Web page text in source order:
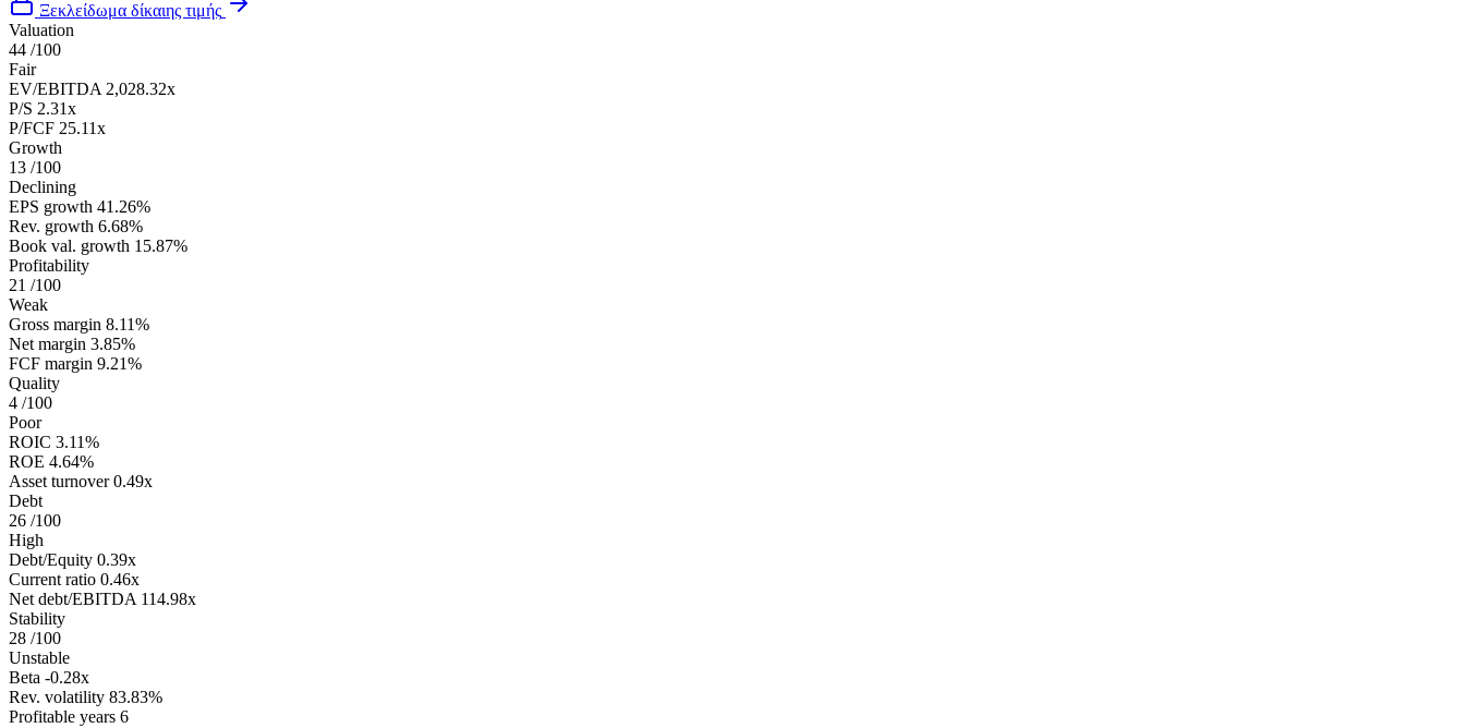
Ξεκλείδωμα δίκαιης τιμής
Valuation
44 /100
Fair
EV/EBITDA 2,028.32x
P/S 2.31x
P/FCF 25.11x
Growth
13 /100
Declining
EPS growth 41.26%
Rev. growth 6.68%
Book val. growth 15.87%
Profitability
21 /100
Weak
Gross margin 8.11%
Net margin 3.85%
FCF margin 9.21%
Quality
4 /100
Poor
ROIC 3.11%
ROE 4.64%
Asset turnover 0.49x
Debt
26 /100
High
Debt/Equity 0.39x
Current ratio 0.46x
Net debt/EBITDA 114.98x
Stability
28 /100
Unstable
Beta -0.28x
Rev. volatility 83.83%
Profitable years 6